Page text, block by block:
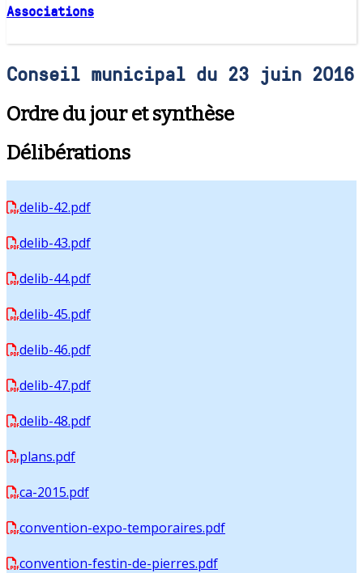
Associations
Conseil municipal du 23 juin 2016
Ordre du jour et synthèse
Délibérations
delib-42.pdf
delib-43.pdf
delib-44.pdf
delib-45.pdf
delib-46.pdf
delib-47.pdf
delib-48.pdf
plans.pdf
ca-2015.pdf
convention-expo-temporaires.pdf
convention-festin-de-pierres.pdf